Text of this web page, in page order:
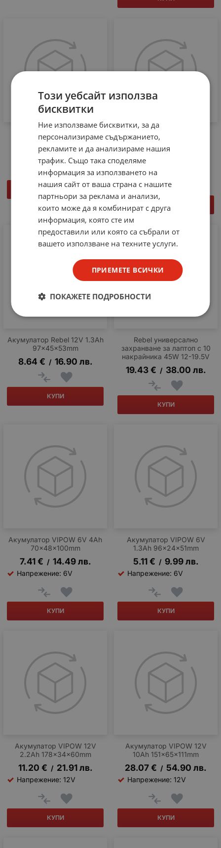
17.0Ah 181x77x167mm
45.97 € / 89.91 лв.
КУПИ
1.3Ah 97x43x53mm
9.51 € 18.60
Акумулатор Rebel 12V 1.3Ah
97x45x53mm
8.64 € / 16.90 лв.
КУПИ
Rebel универсално
захранване за лаптоп с 10
накрайника 45W 12-19.5V
19.43 € / 38.00 лв.
КУПИ
Акумулатор VIPOW 6V 4Ah
70x48x100mm
7.41 € / 14.49 лв.
Напрежение: 6V
КУПИ
Акумулатор VIPOW 6V
1.3Ah 96x24x51mm
5.11 € / 9.99 лв.
Напрежение: 6V
КУПИ
Акумулатор VIPOW 12V
2.2Ah 178x34x60mm
11.20 € / 21.91 лв.
Напрежение: 12V
КУПИ
Акумулатор VIPOW 12V
10Ah 151x65x111mm
28.07€ / 54.90 лв.
Напрежение: 12V
КУПИ
Този уебсайт използва
бисквитки
Ние използваме бисквитки, за да
персонализираме съдържанието,
рекламите и да анализираме нашия
трафик. Също така споделяме
информация за използването на
нашия сайт от ваша страна с нашите
партньори за реклама и анализи,
които може да я комбинират с друга
информация, която сте им
предоставили или която са събрали от
вашето използване на техните услуги.
ПРИЕМЕТЕ ВСИЧКИ
ПОКАЖЕТЕ ПОДРОБНОСТИ